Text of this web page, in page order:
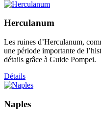
Herculanum
Les ruines d’Herculanum,
une période importante de
détails grâce à Guide Pompei.
Détails
Naples